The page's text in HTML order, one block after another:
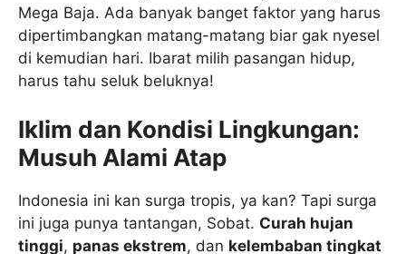
Mega Baja. Ada banyak banget faktor yang harus
dipertimbangkan matang-matang biar gak nyesel
di kemudian hari. Ibarat milih pasangan hidup,
harus tahu seluk beluknya!
Iklim dan Kondisi Lingkungan:
Musuh Alami Atap
Indonesia ini kan surga tropis, ya kan? Tapi surga
ini juga punya tantangan, Sobat. Curah hujan
tinggi, panas ekstrem, dan kelembaban tingkat